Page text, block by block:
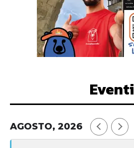
Eventi
AGOSTO, 2026